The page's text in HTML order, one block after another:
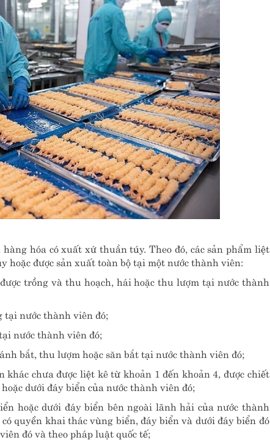
hóa có xuất xứ thuần túy. Theo đó, các sản phẩm liệt
hoặc được sản xuất toàn bộ tại một nước thành viên:
trồng và thu hoạch, hái hoặc thu lượm tại nước thành
tại nước thành viên đó;
nước thành viên đó;
bắt, thu lượm hoặc săn bắt tại nước thành viên đó;
khác chưa được liệt kê từ khoản 1 đến khoản 4, được chiết
dưới đáy biển của nước thành viên đó;
hoặc dưới đáy biển bên ngoài lãnh hải của nước thành
quyền khai thác vùng biển, đáy biển và dưới đáy biển đó
đó và theo pháp luật quốc tế;